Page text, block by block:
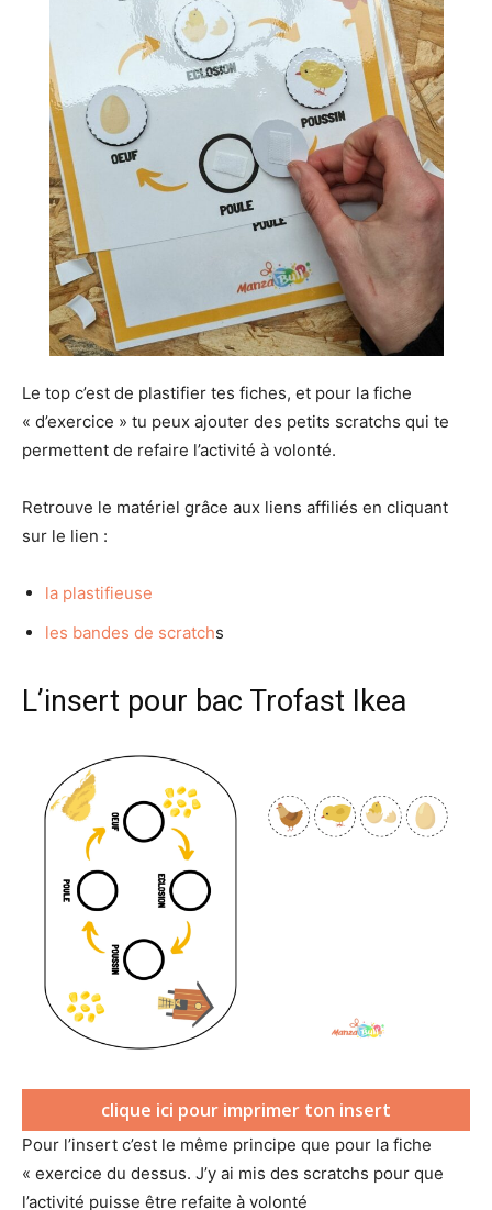
Le top c’est de plastifier tes fiches, et pour la fiche
« d’exercice » tu peux ajouter des petits scratchs qui te
permettent de refaire l’activité à volonté.
Retrouve le matériel grâce aux liens affiliés en cliquant
sur le lien :
la plastifieuse
les bandes de scratchs
L’insert pour bac Trofast Ikea
clique ici pour imprimer ton insert
Pour l’insert c’est le même principe que pour la fiche
« exercice du dessus. J’y ai mis des scratchs pour que
l’activité puisse être refaite à volonté